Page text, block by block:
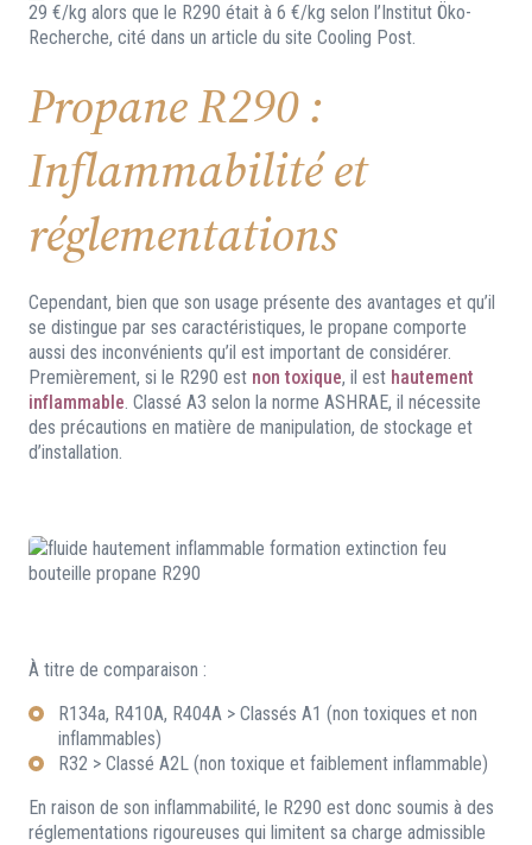
29 €/kg alors que le R290 était à 6 €/kg selon l’Institut Öko-
Recherche, cité dans un article du site Cooling Post.
Propane R290 :
Inflammabilité et
réglementations
Cependant, bien que son usage présente des avantages et qu’il
se distingue par ses caractéristiques, le propane comporte
aussi des inconvénients qu’il est important de considérer.
Premièrement, si le R290 est non toxique, il est hautement
inflammable. Classé A3 selon la norme ASHRAE, il nécessite
des précautions en matière de manipulation, de stockage et
d’installation.
À titre de comparaison :
R134a, R410A, R404A > Classés A1 (non toxiques et non
inflammables)
R32 > Classé A2L (non toxique et faiblement inflammable)
En raison de son inflammabilité, le R290 est donc soumis à des
réglementations rigoureuses qui limitent sa charge admissible